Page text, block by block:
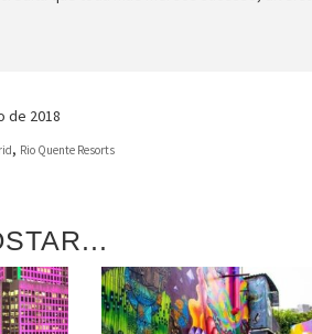
de 2018
, Rio Quente Resorts